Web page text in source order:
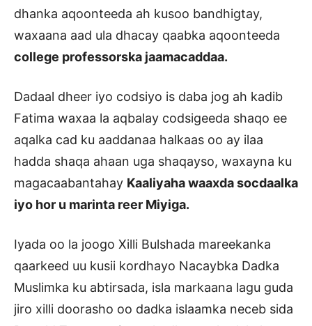
dhanka aqoonteeda ah kusoo bandhigtay,
waxaana aad ula dhacay qaabka aqoonteeda
college professorska jaamacaddaa.
Dadaal dheer iyo codsiyo is daba jog ah kadib
Fatima waxaa la aqbalay codsigeeda shaqo ee
aqalka cad ku aaddanaa halkaas oo ay ilaa
hadda shaqa ahaan uga shaqayso, waxayna ku
magacaabantahay Kaaliyaha waaxda socdaalka
iyo hor u marinta reer Miyiga.
Iyada oo la joogo Xilli Bulshada mareekanka
qaarkeed uu kusii kordhayo Nacaybka Dadka
Muslimka ku abtirsada, isla markaana lagu guda
jiro xilli doorasho oo dadka islaamka neceb sida